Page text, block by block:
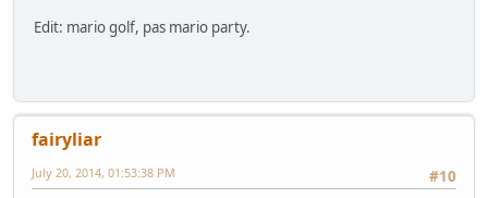
Edit: mario golf, pas mario party.
fairyliar
#10
July 20, 2014, 01:53:38 PM